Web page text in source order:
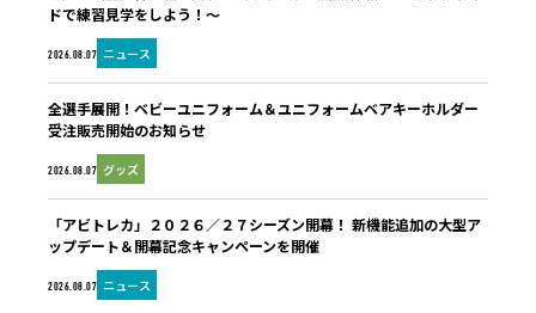
2026.08.07 ニュース
ドで練習見学をしよう！～
2026.08.07 グッズ
全選手展開！ベビーユニフォーム＆ユニフォームベアキーホルダー
受注販売開始のお知らせ
2026.08.07 ニュース
「アビトレカ」２０２６／２７シーズン開幕！ 新機能追加の大型ア
ップデート＆開幕記念キャンペーンを開催